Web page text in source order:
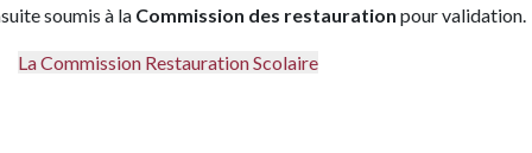
soumis à la Commission des restauration pour validation.
La Commission Restauration Scolaire